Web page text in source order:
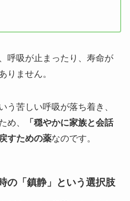
呼吸が止まったり、寿命が
りません。
う苦しい呼吸が落ち着き、
め、
「穏やかに家族と会話
すための薬なのです。
の「鎮静」という選択肢